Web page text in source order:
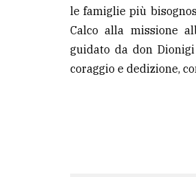
le famiglie più
Calco alla missione
guidato da don
coraggio e dedizione,